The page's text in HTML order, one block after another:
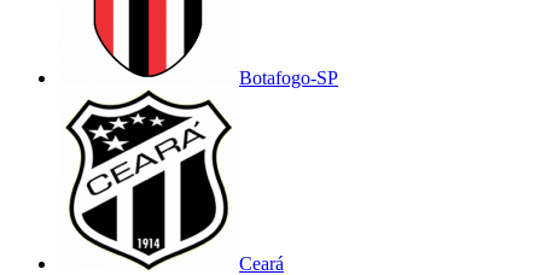
Botafogo-SP
Ceará